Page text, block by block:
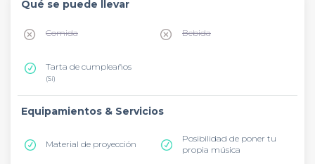
Qué se puede llevar
Comida Bebida
Tarta de cumpleaños
(Sí)
Equipamientos & Servicios
Material de proyección
Posibilidad de poner tu
propia música